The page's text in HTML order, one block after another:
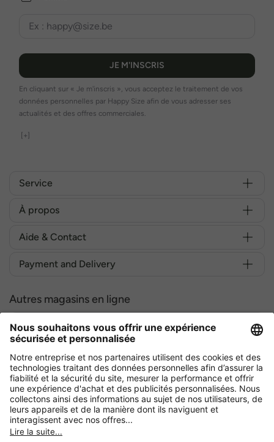
JE M'INSCRIS
En cliquant sur « Je m'inscris », vous acceptez le traitement de vos
données personnelles par Happy Size afin de vous adresser ses
actualités et des offres commerciales.
[+]
Service
À propos
Aide & Contact
Payment and Delivery
Autres magasins en ligne
Belgique
Achetez en toute sécurité avec :